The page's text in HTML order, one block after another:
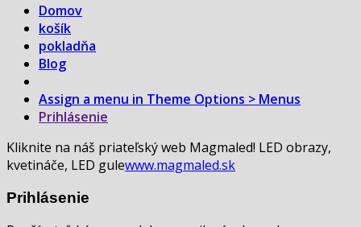
Domov
košík
pokladňa
Blog
Assign a menu in Theme Options > Menus
Prihlásenie
Kliknite na náš priateľský web Magmaled! LED obrazy,
kvetináče, LED gulewww.magmaled.sk
Prihlásenie